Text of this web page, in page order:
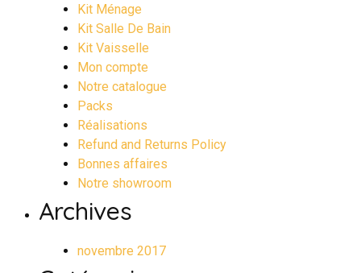
Kit Ménage
Kit Salle De Bain
Kit Vaisselle
Mon compte
Notre catalogue
Packs
Réalisations
Refund and Returns Policy
Bonnes affaires
Notre showroom
Archives
novembre 2017